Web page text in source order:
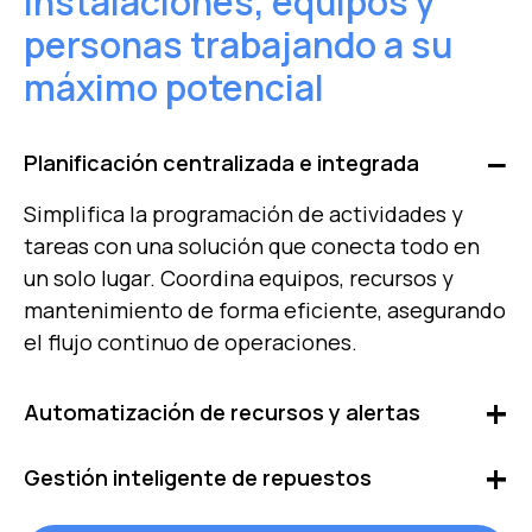
personas trabajando a su
máximo potencial
Planificación centralizada e integrada
Simplifica la programación de actividades y
tareas con una solución que conecta todo en
un solo lugar. Coordina equipos, recursos y
mantenimiento de forma eficiente, asegurando
el flujo continuo de operaciones.
Automatización de recursos y alertas
Optimiza tu operación con automatizadores
que asignan recursos, programan actividades y
Gestión inteligente de repuestos